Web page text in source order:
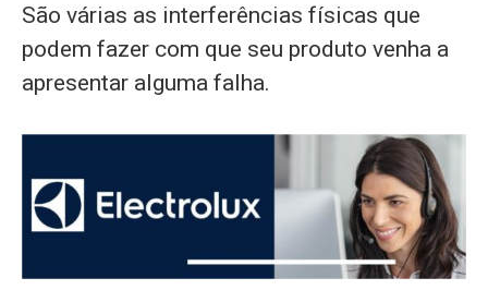
São várias as interferências físicas que
podem fazer com que seu produto venha a
apresentar alguma falha.